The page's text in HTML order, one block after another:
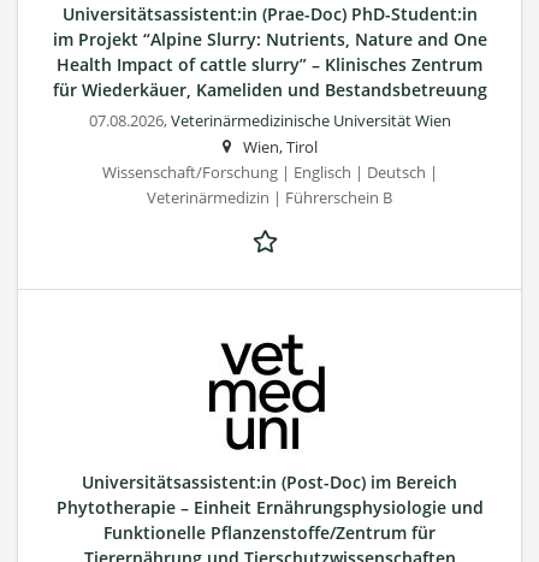
Universitätsassistent:in (Prae-Doc) PhD-Student:in
im Projekt “Alpine Slurry: Nutrients, Nature and One
Health Impact of cattle slurry” – Klinisches Zentrum
für Wiederkäuer, Kameliden und Bestandsbetreuung
07.08.2026,Veterinärmedizinische Universität Wien
Wien, Tirol
Wissenschaft/Forschung | Englisch | Deutsch |
Veterinärmedizin | Führerschein B
Universitätsassistent:in (Post-Doc) im Bereich
Phytotherapie – Einheit Ernährungsphysiologie und
Funktionelle Pflanzenstoffe/Zentrum für
Tierernährung und Tierschutzwissenschaften